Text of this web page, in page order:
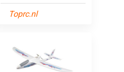
Toprc.nl